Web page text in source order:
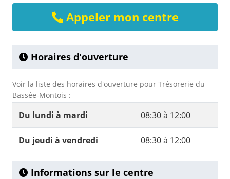
Appeler mon centre
Horaires d'ouverture
Voir la liste des horaires d'ouverture pour Trésorerie du
Bassée-Montois :
Du lundi à mardi 08:30 à 12:00
Du jeudi à vendredi 08:30 à 12:00
Informations sur le centre